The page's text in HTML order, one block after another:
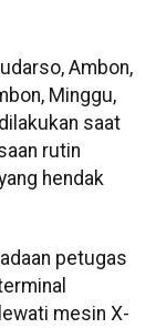
Ambon,
Minggu,
saat
rutin
hendak
petugas
mesin X-